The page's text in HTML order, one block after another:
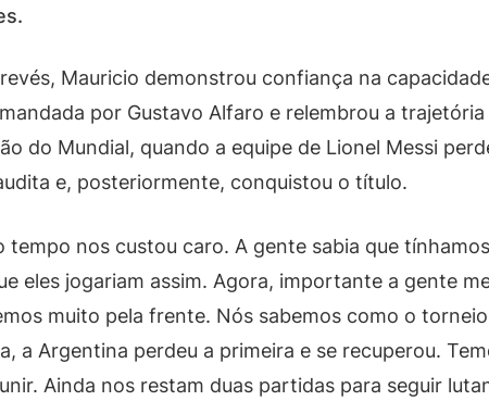
Mauricio demonstrou confiança na
por Gustavo Alfaro e relembrou a
do Mundial, quando a equipe de Lionel Messi
e, posteriormente, conquistou o título.
tempo nos custou caro. A gente sabia que
eles jogariam assim. Agora, importante a gente
muito pela frente. Nós sabemos como o
a Argentina perdeu a primeira e se recuperou.
Ainda nos restam duas partidas para seguir